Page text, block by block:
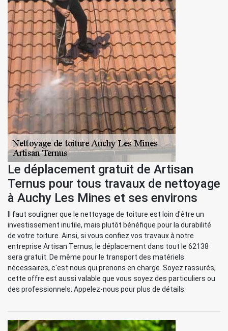
Le déplacement gratuit de Artisan
Ternus pour tous travaux de nettoyage
à Auchy Les Mines et ses environs
Il faut souligner que le nettoyage de toiture est loin d'être un
investissement inutile, mais plutôt bénéfique pour la durabilité
de votre toiture. Ainsi, si vous confiez vos travaux à notre
entreprise Artisan Ternus, le déplacement dans tout le 62138
sera gratuit. De même pour le transport des matériels
nécessaires, c'est nous qui prenons en charge. Soyez rassurés,
cette offre est aussi valable que vous soyez des particuliers ou
des professionnels. Appelez-nous pour plus de détails.